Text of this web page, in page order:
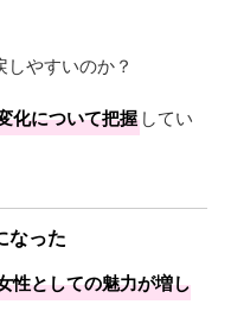
やすいのか？
化について把握 してい
なった
性としての魅力が増し